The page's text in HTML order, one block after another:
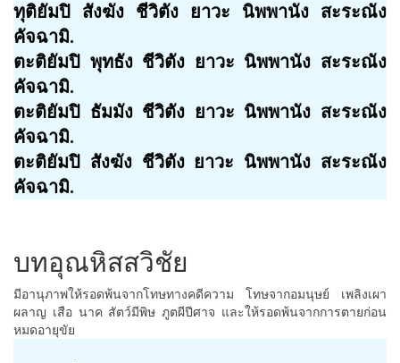
ทุติยัมปิ สังฆัง ชีวิตัง ยาวะ นิพพานัง สะระณัง
คัจฉามิ.
ตะติยัมปิ พุทธัง ชีวิตัง ยาวะ นิพพานัง สะระณัง
คัจฉามิ.
ตะติยัมปิ ธัมมัง ชีวิตัง ยาวะ นิพพานัง สะระณัง
คัจฉามิ.
ตะติยัมปิ สังฆัง ชีวิตัง ยาวะ นิพพานัง สะระณัง
คัจฉามิ.
บทอุณหิสสวิชัย
มีอานุภาพให้รอดพ้นจากโทษทางคดีความ โทษจากอมนุษย์ เพลิงเผา
ผลาญ เสือ นาค สัตว์มีพิษ ภูตผีปีศาจ และให้รอดพ้นจากการตายก่อน
หมดอายุขัย